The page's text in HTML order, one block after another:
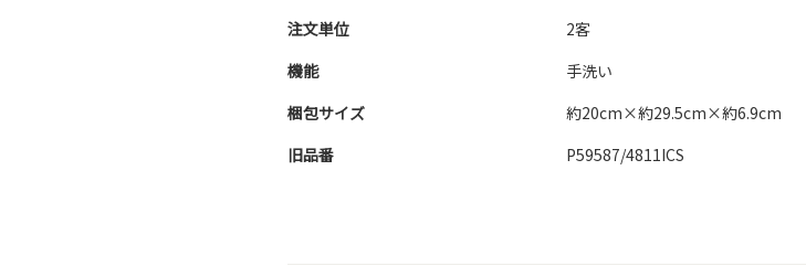
注文単位
2客
機能
手洗い
梱包サイズ
約20cm×約29.5cm×約6.9cm
旧品番
P59587/4811ICS